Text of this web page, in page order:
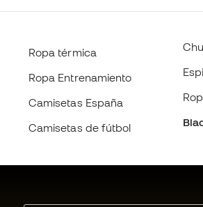
Ropa térmica
Ropa Entrenamiento
Camisetas España
Camisetas de fútbol